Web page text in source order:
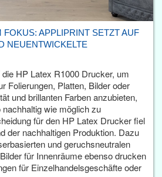
FOKUS: APPLIPRINT SETZT AUF
NEUENTWICKELTE
HP Latex R1000 Drucker, um
Folierungen, Platten, Bilder oder
und brillanten Farben anzubieten,
wie möglich zu
für den HP Latex Drucker fiel
der nachhaltigen Produktion. Dazu
und geruchsneutralen
für Innenräume ebenso drucken
für Einzelhandelsgeschäfte oder